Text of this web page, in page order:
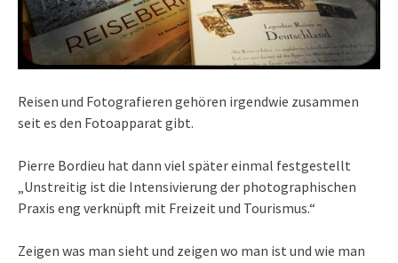
Reisen und Fotografieren gehören irgendwie zusammen
seit es den Fotoapparat gibt.
Pierre Bordieu hat dann viel später einmal festgestellt
„Unstreitig ist die Intensivierung der photographischen
Praxis eng verknüpft mit Freizeit und Tourismus.“
Zeigen was man sieht und zeigen wo man ist und wie man